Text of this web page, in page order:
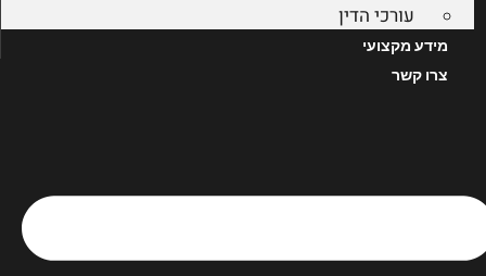
עורכי הדין
מידע מקצועי
צרו קשר